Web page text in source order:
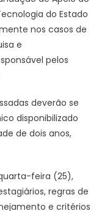
do Estado
nos casos de
e
pelos
deverão se
disponibilizado
de dois anos,
feira (25),
regras de
e critérios